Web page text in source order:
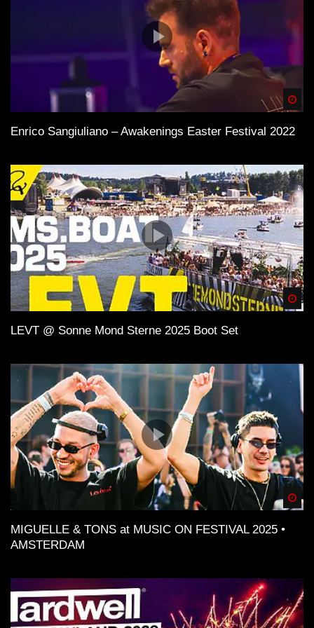
Enrico Sangiuliano – Awakenings Easter Festival 2022
LEVT @ Sonne Mond Sterne 2025 Boot Set
MIGUELLE & TONS at MUSIC ON FESTIVAL 2025 •
AMSTERDAM